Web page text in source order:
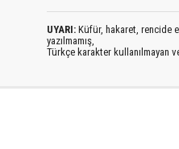
UYARI: Küfür, hakaret, rencide
yazılmamış,
Türkçe karakter kullanılmayan